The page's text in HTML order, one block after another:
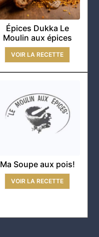
Épices Dukka Le
Moulin aux épices
VOIR LA RECETTE
Ma Soupe aux pois!
VOIR LA RECETTE